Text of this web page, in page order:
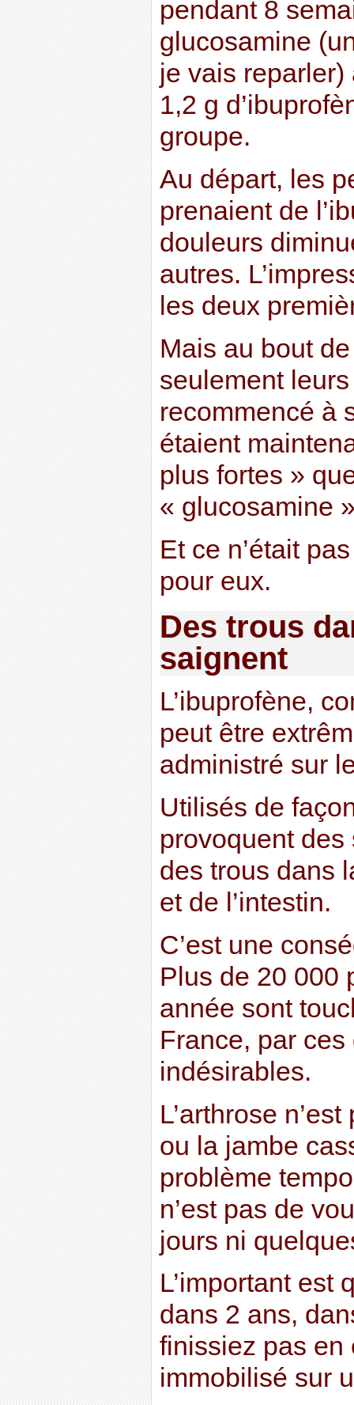
pendant 8
glucosamine
je vais
1,2 g
groupe.
Au départ, les
prenaient de
douleurs
autres.
les deux
Mais au bout
seulement
recommencé à
étaient
plus fortes »
« glucosamine
Et ce n’était
pour eux.
Des trous
saignent
L’ibuprofène,
peut être
administré sur
Utilisés de
provoquent
des trous dans
et de l’intestin.
C’est une
Plus de 20 000
année sont
France, par
indésirables.
L’arthrose
ou la jambe
problème
n’est pas de
jours ni
L’important est
dans 2 ans,
finissiez pas en
immobilisé sur